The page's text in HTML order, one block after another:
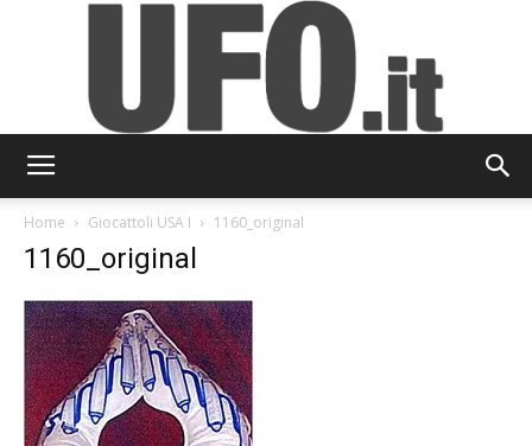
Home Giocattoli USA I 1160_original
1160_original